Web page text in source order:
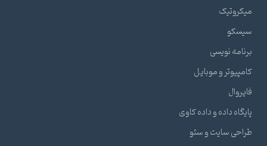
میکروتیک
سیسکو
برنامه نویسی
کامپیوتر و موبایل
فایروال
پایگاه داده و داده کاوی
طراحی سایت و سئو